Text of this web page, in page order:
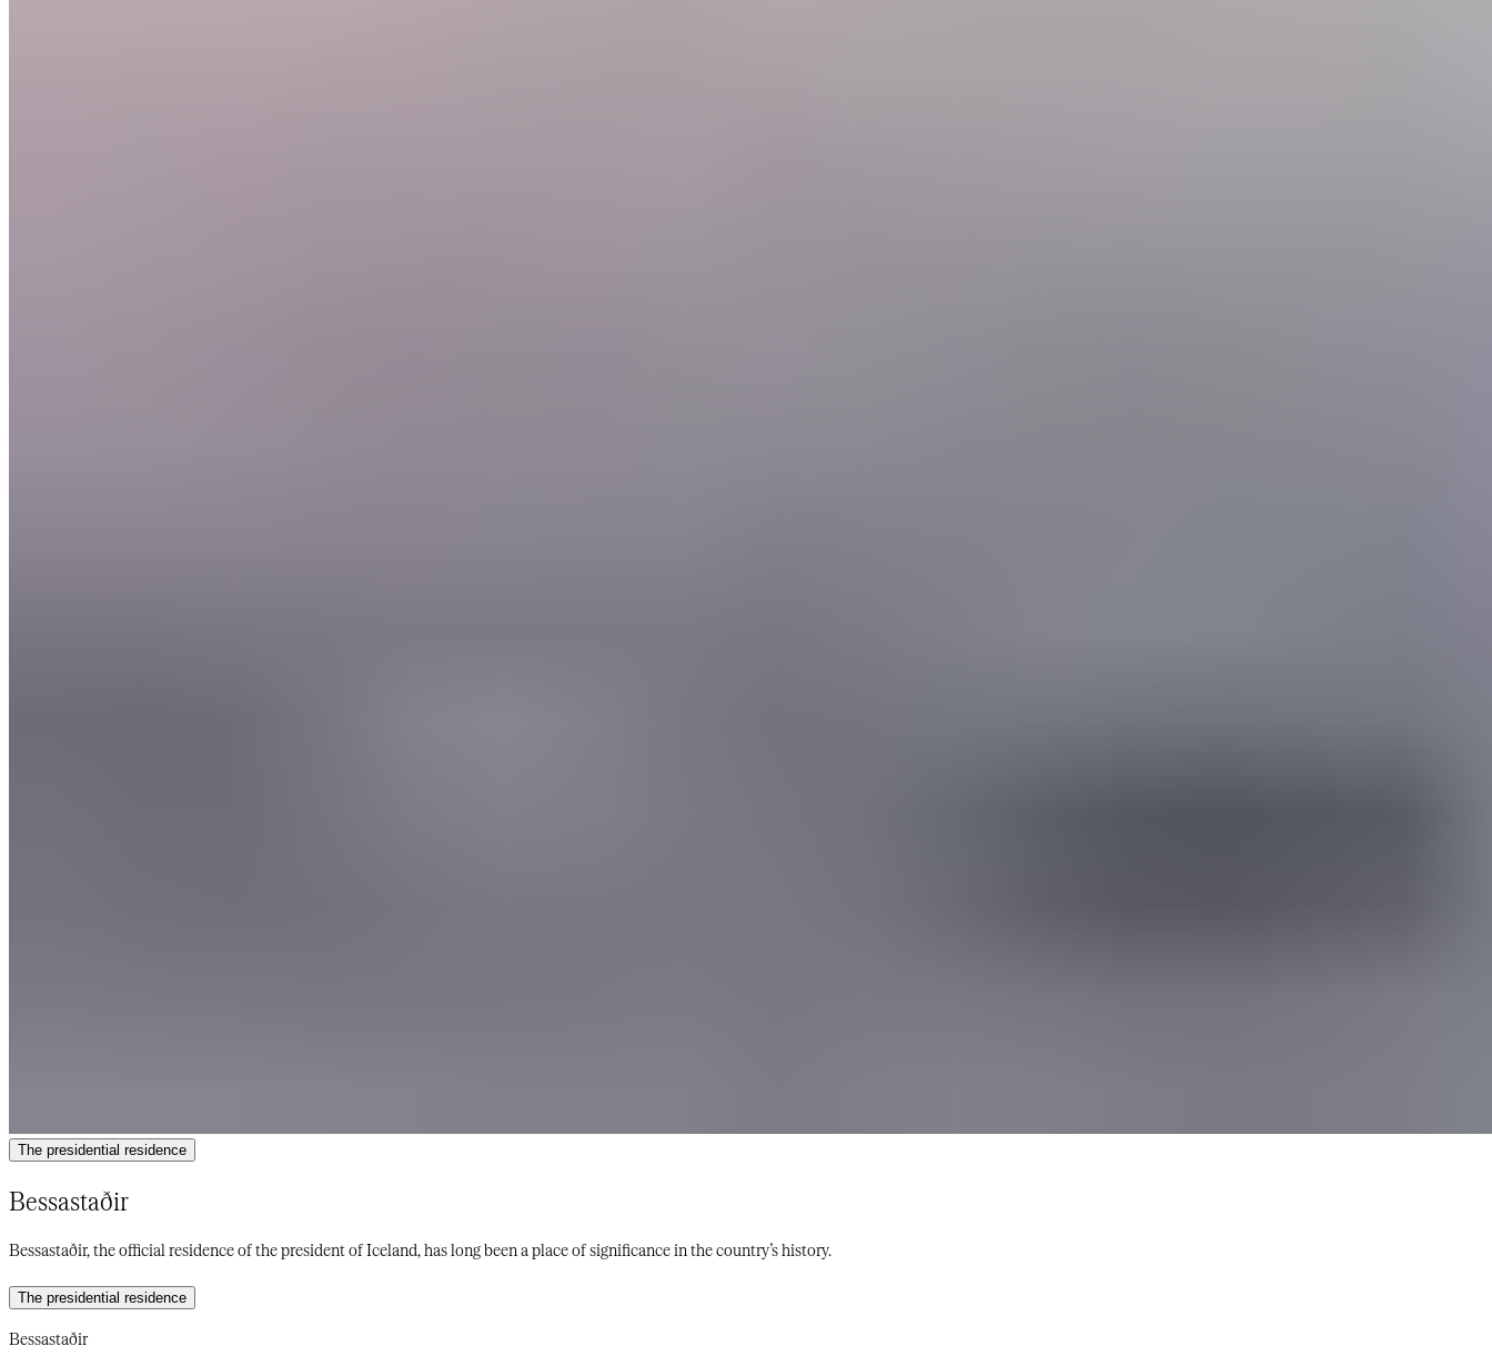
The presidential residence​​​​‌ ‍ ​‍​‍‌‍ ‌ ​‍‌‍‍‌‌‍‌ ‌‍‍‌‌‍ ‍​‍​‍​ ‍‍​‍​‍‌ ​ ‌‍​‌‌‍ ‍‌‍‍‌‌ ‌​‌ ‍‌​‍ ‍‌‍‍‌‌‍ ​‍​‍​‍ ​​‍​‍‌‍‍​‌ ​‍‌‍‌‌‌‍‌‍​‍​‍​ ‍‍​‍​‍‌‍‍​‌ ‌​‌ ‌​‌ ​​‌ ​ ​‍ ​‍ ‌‍‌‍‌‍ ‌ ​‍‌ ​ ‌‍‌‌‌ ‌​‌‍‍‌​‍ ‌‌‍‍‌‌ ​ ‌‍ ​‌‍​‌‌‍ ‍‌‍‌​‌ ​ ​‍ ‍‌ ‌‍‌‍‌‌‌ ​‍‌‍​ ‌‍‌‌‌‍ ​​‍ ‍‌‍​‌‌ ​​‌ ​​​‍ ‌ ​ ‌ ‌​‌ ‌‌‌‍‌​‌‍‍‌‌‍ ​‍ ‌‍‍‌‌‍ ‍‌ ‌​‌‍‌‌‌‍ ‍‌ ‌​​‍ ‌‍‌‌‌‍‌​‌‍‍‌‌ ‌​​‍ ‌‍ ‌‌‍ ‌‍‌​‌‍‌‌​ ‌‌ ​​‌ ​‍‌‍‌‌‌ ​ ‌‍‌‌‌‍ ‍‌ ‌​‌‍​‌‌ ‌​‌‍‍‌‌‍ ‌‍ ‍​ ‍ ‌‍‍‌‌‍‌​​ ‌​ ‍​‌‍‌​‌‍​‌​ ​​​ ​‌​ ‌​‌‍‌‌‌‍‌‌​‍ ‌​ ‌‍​ ‌ ‌‍‌‌​ ‍‌​‍ ‌​ ‌​​ ​‍​ ‌‌​ ‌‌​‍ ‌‌‍​‍​ ‌‌‌‍​ ‌‍‌​​‍ ‌​ ​‌​ ​​‌‍​ ​ ‍‌‌‍​‍‌‍‌‍​ ​‌​ ​‍​ ‌‌‌‍​‌‌‍​‍‌‍‌​​ ‍ ‌ ‌​‌ ‍‌‌ ​​‌‍‌‌​ ‌‌ ‌​‌‍​‌‌‍‌ ​ ‍ ‌ ​​‌‍​‌‌ ‌​‌‍‍​​ ‌‌ ‌​‌‍‍‌‌ ‌​‌‍ ​‌‍‌‌‌​‌‌‌‍ ‍​ ‌‍​‍‌‍​‌‌ ​ ‌‍‌‌‌‌‌‌‌ ​‍‌‍ ​​ ‌‌‍‍​‌ ‌​‌ ‌​‌ ​​‌ ​ ​‍‌‌​ ​‍‌​‌‍​‍‌‌​ ​‍‌​‌‍‌‍‌‍‌‍ ‌ ​‍‌ ​ ‌‍‌‌‌ ‌​‌‍‍‌​‍ ‌‌‍‍‌‌ ​ ‌‍ ​‌‍​‌‌‍ ‍‌‍‌​‌ ​ ​‍ ‍‌ ‌‍‌‍‌‌‌ ​‍‌‍​ ‌‍‌‌‌‍ ​​‍ ‍‌‍​‌‌ ​​‌ ​​​‍‌‌​ ​‍‌​‌‍‌ ​ ‌ ‌​‌ ‌‌‌‍‌​‌‍‍‌‌‍ ​‍‌‍‌‍‍‌‌‍‌​​ ‌​ ‍​‌‍‌​‌‍​‌​ ​​​ ​‌​ ‌​‌‍‌‌‌‍‌‌​‍ ‌​ ‌‍​ ‌ ‌‍‌‌​ ‍‌​‍ ‌​ ‌​​ ​‍​ ‌‌​ ‌‌​‍ ‌‌‍​‍​ ‌‌‌‍​ ‌‍‌​​‍ ‌​ ​‌​ ​​‌‍​ ​ ‍‌‌‍​‍‌‍‌‍​ ​‌​ ​‍​ ‌‌‌‍​‌‌‍​‍‌‍‌​​‍‌‍‌ ‌​‌ ‍‌‌ ​​‌‍‌‌​ ‌‌ ‌​‌‍​‌‌‍‌ ​‍‌‍‌ ​​‌‍​‌‌ ‌​‌‍‍​​ ‌‌ ‌​‌‍‍‌‌ ‌​‌‍ ​‌‍‌‌‌​‌‌‌‍ ‍​‍‌‍‌ ​​‌‍‌‌‌ ​‍‌ ​ ‌ ​​‌‍‌‌‌‍​ ‌ ‌​‌‍‍‌‌ ‌‍‌‍‌‌​ ‌‌ ​​‌ ‌‌‌‍​‍‌‍ ​‌‍‍‌‌ ​ ‌‍‍​‌‍‌‌‌‍‌​​‍​‍‌ ‌
Bessastaðir​​​​‌ ‍ ​‍​‍‌‍ ‌ ​‍‌‍‍‌‌‍‌ ‌‍‍‌‌‍ ‍​‍​‍​ ‍‍​‍​‍‌ ​ ‌‍​‌‌‍ ‍‌‍‍‌‌ ‌​‌ ‍‌​‍ ‍‌‍‍‌‌‍ ​‍​‍​‍ ​​‍​‍‌‍‍​‌ ​‍‌‍‌‌‌‍‌‍​‍​‍​ ‍‍​‍​‍‌‍‍​‌ ‌​‌ ‌​‌ ​​‌ ​ ​‍ ​‍ ‌‍‌‍‌‍ ‌ ​‍‌ ​ ‌‍‌‌‌ ‌​‌‍‍‌​‍ ‌‌‍‍‌‌ ​ ‌‍ ​‌‍​‌‌‍ ‍‌‍‌​‌ ​ ​‍ ‍‌ ‌‍‌‍‌‌‌ ​‍‌‍​ ‌‍‌‌‌‍ ​​‍ ‍‌‍​‌‌ ​​‌ ​​​‍ ‌ ​ ‌ ‌​‌ ‌‌‌‍‌​‌‍‍‌‌‍ ​‍ ‌‍‍‌‌‍ ‍‌ ‌​‌‍‌‌‌‍ ‍‌ ‌​​‍ ‌‍‌‌‌‍‌​‌‍‍‌‌ ‌​​‍ ‌‍ ‌‌‍ ‌‍‌​‌‍‌‌​ ‌‌ ​​‌ ​‍‌‍‌‌‌ ​ ‌‍‌‌‌‍ ‍‌ ‌​‌‍​‌‌ ‌​‌‍‍‌‌‍ ‌‍ ‍​ ‍ ‌‍‍‌‌‍‌​​ ‌‌‍​ ‌‍​‍​ ‌​‌‍‌‌​ ​ ‌‍​‌‌‍​ ‌‍​‍​‍ ‌​ ‌‍​ ‍​​ ​‍​ ​ ​‍ ‌​ ‌​‌‍​ ​ ‌​​ ‌​​‍ ‌​ ‍​‌‍​‍‌‍‌​‌‍‌‌​‍ ‌​ ​‌‌‍​‌‌‍​‌‌‍​‍‌‍‌‌​ ‍‌​ ​‌‌‍​‌​ ‍‌‌‍‌‍‌‍​‌​ ​ ​ ‍ ‌ ‌​‌ ‍‌‌ ​​‌‍‌‌​ ‌‌ ​​‌‍​‌‌‍‌ ‌‍‌‌​ ‍ ‌ ​​‌‍​‌‌ ‌​‌‍‍​​ ‌‌ ​​‌‍​‌‌‍‌ ‌‍‌‌‌​​‍‌ ‌‌‌‍‍‌‌‍ ​‌‍‌​‌‍‌‌‌ ​‍​‍‌‌​ ‌‌‌​​‍‌‌ ‌‍‍ ‌‍‌‌‌ ‍‌​‍‌‌​ ​ ‌​‌​​‍‌‌​ ​ ‌​‌​​‍‌‌​ ​‍​ ​‍‌‍​ ‌‍‌​‌‍‌‍‌‍​‌​ ‍​​ ​ ‌‍​‌​ ‍​​ ​‌​ ‍‌​ ​​​ ​‌​‍‌‌​ ​‍​ ​‍​‍‌‌​ ‌‌‌​‌​​‍ ‍‌ ‌​‌‍‍‌‌ ‌​‌‍ ​‌‍‌‌​ ‌‍​‍‌‍​‌‌ ​ ‌‍‌‌‌‌‌‌‌ ​‍‌‍ ​​ ‌‌‍‍​‌ ‌​‌ ‌​‌ ​​‌ ​ ​‍‌‌​ ​‍‌​‌‍​‍‌‌​ ​‍‌​‌‍‌‍‌‍‌‍ ‌ ​‍‌ ​ ‌‍‌‌‌ ‌​‌‍‍‌​‍ ‌‌‍‍‌‌ ​ ‌‍ ​‌‍​‌‌‍ ‍‌‍‌​‌ ​ ​‍ ‍‌ ‌‍‌‍‌‌‌ ​‍‌‍​ ‌‍‌‌‌‍ ​​‍ ‍‌‍​‌‌ ​​‌ ​​​‍‌‌​ ​‍‌​‌‍‌ ​ ‌ ‌​‌ ‌‌‌‍‌​‌‍‍‌‌‍ ​‍‌‍‌‍‍‌‌‍‌​​ ‌‌‍​ ‌‍​‍​ ‌​‌‍‌‌​ ​ ‌‍​‌‌‍​ ‌‍​‍​‍ ‌​ ‌‍​ ‍​​ ​‍​ ​ ​‍ ‌​ ‌​‌‍​ ​ ‌​​ ‌​​‍ ‌​ ‍​‌‍​‍‌‍‌​‌‍‌‌​‍ ‌​ ​‌‌‍​‌‌‍​‌‌‍​‍‌‍‌‌​ ‍‌​ ​‌‌‍​‌​ ‍‌‌‍‌‍‌‍​‌​ ​ ​‍‌‍‌ ‌​‌ ‍‌‌ ​​‌‍‌‌​ ‌‌ ​​‌‍​‌‌‍‌ ‌‍‌‌​‍‌‍‌ ​​‌‍​‌‌ ‌​‌‍‍​​ ‌‌ ​​‌‍​‌‌‍‌ ‌‍‌‌‌​​‍‌ ‌‌‌‍‍‌‌‍ ​‌‍‌​‌‍‌‌‌ ​‍​‍‌‌​ ‌‌‌​​‍‌‌ ‌‍‍ ‌‍‌‌‌ ‍‌​‍‌‌​ ​ ‌​‌​​‍‌‌​ ​ ‌​‌​​‍‌‌​ ​‍​ ​‍‌‍​ ‌‍‌​‌‍‌‍‌‍​‌​ ‍​​ ​ ‌‍​‌​ ‍​​ ​‌​ ‍‌​ ​​​ ​‌​‍‌‌​ ​‍​ ​‍​‍‌‌​ ‌‌‌​‌​​‍ ‍‌ ‌​‌‍‍‌‌ ‌​‌‍ ​‌‍‌‌​‍‌‍‌ ​​‌‍‌‌‌ ​‍‌ ​ ‌ ​​‌‍‌‌‌‍​ ‌ ‌​‌‍‍‌‌ ‌‍‌‍‌‌​ ‌‌ ​​‌ ‌‌‌‍​‍‌‍ ​‌‍‍‌‌ ​ ‌‍‍​‌‍‌‌‌‍‌​​‍​‍‌ ‌
Bessastaðir, the official residence of the president of Iceland, has long been a place of significance in the country’s history.​​​​‌ ‍ ​‍​‍‌‍ ‌ ​‍‌‍‍‌‌‍‌ ‌‍‍‌‌‍ ‍​‍​‍​ ‍‍​‍​‍‌ ​ ‌‍​‌‌‍ ‍‌‍‍‌‌ ‌​‌ ‍‌​‍ ‍‌‍‍‌‌‍ ​‍​‍​‍ ​​‍​‍‌‍‍​‌ ​‍‌‍‌‌‌‍‌‍​‍​‍​ ‍‍​‍​‍‌‍‍​‌ ‌​‌ ‌​‌ ​​‌ ​ ​‍ ​‍ ‌‍‌‍‌‍ ‌ ​‍‌ ​ ‌‍‌‌‌ ‌​‌‍‍‌​‍ ‌‌‍‍‌‌ ​ ‌‍ ​‌‍​‌‌‍ ‍‌‍‌​‌ ​ ​‍ ‍‌ ‌‍‌‍‌‌‌ ​‍‌‍​ ‌‍‌‌‌‍ ​​‍ ‍‌‍​‌‌ ​​‌ ​​​‍ ‌ ​ ‌ ‌​‌ ‌‌‌‍‌​‌‍‍‌‌‍ ​‍ ‌‍‍‌‌‍ ‍‌ ‌​‌‍‌‌‌‍ ‍‌ ‌​​‍ ‌‍‌‌‌‍‌​‌‍‍‌‌ ‌​​‍ ‌‍ ‌‌‍ ‌‍‌​‌‍‌‌​ ‌‌ ​​‌ ​‍‌‍‌‌‌ ​ ‌‍‌‌‌‍ ‍‌ ‌​‌‍​‌‌ ‌​‌‍‍‌‌‍ ‌‍ ‍​ ‍ ‌‍‍‌‌‍‌​​ ‌‌‍​ ‌‍​‍​ ‌​‌‍‌‌​ ​ ‌‍​‌‌‍​ ‌‍​‍​‍ ‌​ ‌‍​ ‍​​ ​‍​ ​ ​‍ ‌​ ‌​‌‍​ ​ ‌​​ ‌​​‍ ‌​ ‍​‌‍​‍‌‍‌​‌‍‌‌​‍ ‌​ ​‌‌‍​‌‌‍​‌‌‍​‍‌‍‌‌​ ‍‌​ ​‌‌‍​‌​ ‍‌‌‍‌‍‌‍​‌​ ​ ​ ‍ ‌ ‌​‌ ‍‌‌ ​​‌‍‌‌​ ‌‌ ​​‌‍​‌‌‍‌ ‌‍‌‌​ ‍ ‌ ​​‌‍​‌‌ ‌​‌‍‍​​ ‌‌ ​​‌‍​‌‌‍‌ ‌‍‌‌‌​​‍‌ ‌‌‌‍‍‌‌‍ ​‌‍‌​‌‍‌‌‌ ​‍​‍‌‌​ ‌‌‌​​‍‌‌ ‌‍‍ ‌‍‌‌‌ ‍‌​‍‌‌​ ​ ‌​‌​​‍‌‌​ ​ ‌​‌​​‍‌‌​ ​‍​ ​‍‌‍​ ‌‍‌​‌‍‌‍‌‍​‌​ ‍​​ ​ ‌‍​‌​ ‍​​ ​‌​ ‍‌​ ​​​ ​‌​‍‌‌​ ​‍​ ​‍​‍‌‌​ ‌‌‌​‌​​‍ ‍‌ ‌​‌‍‌‌‌ ‍​‌ ‌​​ ‌‍​‍‌‍​‌‌ ​ ‌‍‌‌‌‌‌‌‌ ​‍‌‍ ​​ ‌‌‍‍​‌ ‌​‌ ‌​‌ ​​‌ ​ ​‍‌‌​ ​‍‌​‌‍​‍‌‌​ ​‍‌​‌‍‌‍‌‍‌‍ ‌ ​‍‌ ​ ‌‍‌‌‌ ‌​‌‍‍‌​‍ ‌‌‍‍‌‌ ​ ‌‍ ​‌‍​‌‌‍ ‍‌‍‌​‌ ​ ​‍ ‍‌ ‌‍‌‍‌‌‌ ​‍‌‍​ ‌‍‌‌‌‍ ​​‍ ‍‌‍​‌‌ ​​‌ ​​​‍‌‌​ ​‍‌​‌‍‌ ​ ‌ ‌​‌ ‌‌‌‍‌​‌‍‍‌‌‍ ​‍‌‍‌‍‍‌‌‍‌​​ ‌‌‍​ ‌‍​‍​ ‌​‌‍‌‌​ ​ ‌‍​‌‌‍​ ‌‍​‍​‍ ‌​ ‌‍​ ‍​​ ​‍​ ​ ​‍ ‌​ ‌​‌‍​ ​ ‌​​ ‌​​‍ ‌​ ‍​‌‍​‍‌‍‌​‌‍‌‌​‍ ‌​ ​‌‌‍​‌‌‍​‌‌‍​‍‌‍‌‌​ ‍‌​ ​‌‌‍​‌​ ‍‌‌‍‌‍‌‍​‌​ ​ ​‍‌‍‌ ‌​‌ ‍‌‌ ​​‌‍‌‌​ ‌‌ ​​‌‍​‌‌‍‌ ‌‍‌‌​‍‌‍‌ ​​‌‍​‌‌ ‌​‌‍‍​​ ‌‌ ​​‌‍​‌‌‍‌ ‌‍‌‌‌​​‍‌ ‌‌‌‍‍‌‌‍ ​‌‍‌​‌‍‌‌‌ ​‍​‍‌‌​ ‌‌‌​​‍‌‌ ‌‍‍ ‌‍‌‌‌ ‍‌​‍‌‌​ ​ ‌​‌​​‍‌‌​ ​ ‌​‌​​‍‌‌​ ​‍​ ​‍‌‍​ ‌‍‌​‌‍‌‍‌‍​‌​ ‍​​ ​ ‌‍​‌​ ‍​​ ​‌​ ‍‌​ ​​​ ​‌​‍‌‌​ ​‍​ ​‍​‍‌‌​ ‌‌‌​‌​​‍ ‍‌ ‌​‌‍‌‌‌ ‍​‌ ‌​​‍‌‍‌ ​​‌‍‌‌‌ ​‍‌ ​ ‌ ​​‌‍‌‌‌‍​ ‌ ‌​‌‍‍‌‌ ‌‍‌‍‌‌​ ‌‌ ​​‌ ‌‌‌‍​‍‌‍ ​‌‍‍‌‌ ​ ‌‍‍​‌‍‌‌‌‍‌​​‍​‍‌ ‌
The presidential residence​​​​‌ ‍ ​‍​‍‌‍ ‌ ​‍‌‍‍‌‌‍‌ ‌‍‍‌‌‍ ‍​‍​‍​ ‍‍​‍​‍‌ ​ ‌‍​‌‌‍ ‍‌‍‍‌‌ ‌​‌ ‍‌​‍ ‍‌‍‍‌‌‍ ​‍​‍​‍ ​​‍​‍‌‍‍​‌ ​‍‌‍‌‌‌‍‌‍​‍​‍​ ‍‍​‍​‍‌‍‍​‌ ‌​‌ ‌​‌ ​​‌ ​ ​‍ ​‍ ‌‍‌‍‌‍ ‌ ​‍‌ ​ ‌‍‌‌‌ ‌​‌‍‍‌​‍ ‌‌‍‍‌‌ ​ ‌‍ ​‌‍​‌‌‍ ‍‌‍‌​‌ ​ ​‍ ‍‌ ‌‍‌‍‌‌‌ ​‍‌‍​ ‌‍‌‌‌‍ ​​‍ ‍‌‍​‌‌ ​​‌ ​​​‍ ‌ ​ ‌ ‌​‌ ‌‌‌‍‌​‌‍‍‌‌‍ ​‍ ‌‍‍‌‌‍ ‍‌ ‌​‌‍‌‌‌‍ ‍‌ ‌​​‍ ‌‍‌‌‌‍‌​‌‍‍‌‌ ‌​​‍ ‌‍ ‌‌‍ ‌‍‌​‌‍‌‌​ ‌‌ ​​‌ ​‍‌‍‌‌‌ ​ ‌‍‌‌‌‍ ‍‌ ‌​‌‍​‌‌ ‌​‌‍‍‌‌‍ ‌‍ ‍​ ‍ ‌‍‍‌‌‍‌​​ ‌​ ‍​‌‍‌​‌‍​‌​ ​​​ ​‌​ ‌​‌‍‌‌‌‍‌‌​‍ ‌​ ‌‍​ ‌ ‌‍‌‌​ ‍‌​‍ ‌​ ‌​​ ​‍​ ‌‌​ ‌‌​‍ ‌‌‍​‍​ ‌‌‌‍​ ‌‍‌​​‍ ‌​ ​‌​ ​​‌‍​ ​ ‍‌‌‍​‍‌‍‌‍​ ​‌​ ​‍​ ‌‌‌‍​‌‌‍​‍‌‍‌​​ ‍ ‌ ‌​‌ ‍‌‌ ​​‌‍‌‌​ ‌‌ ‌​‌‍​‌‌‍‌ ​ ‍ ‌ ​​‌‍​‌‌ ‌​‌‍‍​​ ‌‌ ‌​‌‍‍‌‌ ‌​‌‍ ​‌‍‌‌‌​‌‌‌‍ ‍​ ‌‍​‍‌‍​‌‌ ​ ‌‍‌‌‌‌‌‌‌ ​‍‌‍ ​​ ‌‌‍‍​‌ ‌​‌ ‌​‌ ​​‌ ​ ​‍‌‌​ ​‍‌​‌‍​‍‌‌​ ​‍‌​‌‍‌‍‌‍‌‍ ‌ ​‍‌ ​ ‌‍‌‌‌ ‌​‌‍‍‌​‍ ‌‌‍‍‌‌ ​ ‌‍ ​‌‍​‌‌‍ ‍‌‍‌​‌ ​ ​‍ ‍‌ ‌‍‌‍‌‌‌ ​‍‌‍​ ‌‍‌‌‌‍ ​​‍ ‍‌‍​‌‌ ​​‌ ​​​‍‌‌​ ​‍‌​‌‍‌ ​ ‌ ‌​‌ ‌‌‌‍‌​‌‍‍‌‌‍ ​‍‌‍‌‍‍‌‌‍‌​​ ‌​ ‍​‌‍‌​‌‍​‌​ ​​​ ​‌​ ‌​‌‍‌‌‌‍‌‌​‍ ‌​ ‌‍​ ‌ ‌‍‌‌​ ‍‌​‍ ‌​ ‌​​ ​‍​ ‌‌​ ‌‌​‍ ‌‌‍​‍​ ‌‌‌‍​ ‌‍‌​​‍ ‌​ ​‌​ ​​‌‍​ ​ ‍‌‌‍​‍‌‍‌‍​ ​‌​ ​‍​ ‌‌‌‍​‌‌‍​‍‌‍‌​​‍‌‍‌ ‌​‌ ‍‌‌ ​​‌‍‌‌​ ‌‌ ‌​‌‍​‌‌‍‌ ​‍‌‍‌ ​​‌‍​‌‌ ‌​‌‍‍​​ ‌‌ ‌​‌‍‍‌‌ ‌​‌‍ ​‌‍‌‌‌​‌‌‌‍ ‍​‍‌‍‌ ​​‌‍‌‌‌ ​‍‌ ​ ‌ ​​‌‍‌‌‌‍​ ‌ ‌​‌‍‍‌‌ ‌‍‌‍‌‌​ ‌‌ ​​‌ ‌‌‌‍​‍‌‍ ​‌‍‍‌‌ ​ ‌‍‍​‌‍‌‌‌‍‌​​‍​‍‌ ‌
Bessastaðir​​​​‌ ‍ ​‍​‍‌‍ ‌ ​‍‌‍‍‌‌‍‌ ‌‍‍‌‌‍ ‍​‍​‍​ ‍‍​‍​‍‌ ​ ‌‍​‌‌‍ ‍‌‍‍‌‌ ‌​‌ ‍‌​‍ ‍‌‍‍‌‌‍ ​‍​‍​‍ ​​‍​‍‌‍‍​‌ ​‍‌‍‌‌‌‍‌‍​‍​‍​ ‍‍​‍​‍‌‍‍​‌ ‌​‌ ‌​‌ ​​‌ ​ ​‍ ​‍ ‌‍‌‍‌‍ ‌ ​‍‌ ​ ‌‍‌‌‌ ‌​‌‍‍‌​‍ ‌‌‍‍‌‌ ​ ‌‍ ​‌‍​‌‌‍ ‍‌‍‌​‌ ​ ​‍ ‍‌ ‌‍‌‍‌‌‌ ​‍‌‍​ ‌‍‌‌‌‍ ​​‍ ‍‌‍​‌‌ ​​‌ ​​​‍ ‌ ​ ‌ ‌​‌ ‌‌‌‍‌​‌‍‍‌‌‍ ​‍ ‌‍‍‌‌‍ ‍‌ ‌​‌‍‌‌‌‍ ‍‌ ‌​​‍ ‌‍‌‌‌‍‌​‌‍‍‌‌ ‌​​‍ ‌‍ ‌‌‍ ‌‍‌​‌‍‌‌​ ‌‌ ​​‌ ​‍‌‍‌‌‌ ​ ‌‍‌‌‌‍ ‍‌ ‌​‌‍​‌‌ ‌​‌‍‍‌‌‍ ‌‍ ‍​ ‍ ‌‍‍‌‌‍‌​​ ‌‌‍​ ‌‍​‍​ ‌​‌‍‌‌​ ​ ‌‍​‌‌‍​ ‌‍​‍​‍ ‌​ ‌‍​ ‍​​ ​‍​ ​ ​‍ ‌​ ‌​‌‍​ ​ ‌​​ ‌​​‍ ‌​ ‍​‌‍​‍‌‍‌​‌‍‌‌​‍ ‌​ ​‌‌‍​‌‌‍​‌‌‍​‍‌‍‌‌​ ‍‌​ ​‌‌‍​‌​ ‍‌‌‍‌‍‌‍​‌​ ​ ​ ‍ ‌ ‌​‌ ‍‌‌ ​​‌‍‌‌​ ‌‌ ​​‌‍​‌‌‍‌ ‌‍‌‌​ ‍ ‌ ​​‌‍​‌‌ ‌​‌‍‍​​ ‌‌ ​​‌‍​‌‌‍‌ ‌‍‌‌‌​​‍‌ ‌‌‌‍‍‌‌‍ ​‌‍‌​‌‍‌‌‌ ​‍​‍‌‌​ ‌‌‌​​‍‌‌ ‌‍‍ ‌‍‌‌‌ ‍‌​‍‌‌​ ​ ‌​‌​​‍‌‌​ ​ ‌​‌​​‍‌‌​ ​‍​ ​‍‌‍​ ‌‍‌​‌‍‌‍‌‍​‌​ ‍​​ ​ ‌‍​‌​ ‍​​ ​‌​ ‍‌​ ​​​ ​‌​‍‌‌​ ​‍​ ​‍​‍‌‌​ ‌‌‌​‌​​‍ ‍‌ ‌​‌‍‍‌‌ ‌​‌‍ ​‌‍‌‌​ ‌‍​‍‌‍​‌‌ ​ ‌‍‌‌‌‌‌‌‌ ​‍‌‍ ​​ ‌‌‍‍​‌ ‌​‌ ‌​‌ ​​‌ ​ ​‍‌‌​ ​‍‌​‌‍​‍‌‌​ ​‍‌​‌‍‌‍‌‍‌‍ ‌ ​‍‌ ​ ‌‍‌‌‌ ‌​‌‍‍‌​‍ ‌‌‍‍‌‌ ​ ‌‍ ​‌‍​‌‌‍ ‍‌‍‌​‌ ​ ​‍ ‍‌ ‌‍‌‍‌‌‌ ​‍‌‍​ ‌‍‌‌‌‍ ​​‍ ‍‌‍​‌‌ ​​‌ ​​​‍‌‌​ ​‍‌​‌‍‌ ​ ‌ ‌​‌ ‌‌‌‍‌​‌‍‍‌‌‍ ​‍‌‍‌‍‍‌‌‍‌​​ ‌‌‍​ ‌‍​‍​ ‌​‌‍‌‌​ ​ ‌‍​‌‌‍​ ‌‍​‍​‍ ‌​ ‌‍​ ‍​​ ​‍​ ​ ​‍ ‌​ ‌​‌‍​ ​ ‌​​ ‌​​‍ ‌​ ‍​‌‍​‍‌‍‌​‌‍‌‌​‍ ‌​ ​‌‌‍​‌‌‍​‌‌‍​‍‌‍‌‌​ ‍‌​ ​‌‌‍​‌​ ‍‌‌‍‌‍‌‍​‌​ ​ ​‍‌‍‌ ‌​‌ ‍‌‌ ​​‌‍‌‌​ ‌‌ ​​‌‍​‌‌‍‌ ‌‍‌‌​‍‌‍‌ ​​‌‍​‌‌ ‌​‌‍‍​​ ‌‌ ​​‌‍​‌‌‍‌ ‌‍‌‌‌​​‍‌ ‌‌‌‍‍‌‌‍ ​‌‍‌​‌‍‌‌‌ ​‍​‍‌‌​ ‌‌‌​​‍‌‌ ‌‍‍ ‌‍‌‌‌ ‍‌​‍‌‌​ ​ ‌​‌​​‍‌‌​ ​ ‌​‌​​‍‌‌​ ​‍​ ​‍‌‍​ ‌‍‌​‌‍‌‍‌‍​‌​ ‍​​ ​ ‌‍​‌​ ‍​​ ​‌​ ‍‌​ ​​​ ​‌​‍‌‌​ ​‍​ ​‍​‍‌‌​ ‌‌‌​‌​​‍ ‍‌ ‌​‌‍‍‌‌ ‌​‌‍ ​‌‍‌‌​‍‌‍‌ ​​‌‍‌‌‌ ​‍‌ ​ ‌ ​​‌‍‌‌‌‍​ ‌ ‌​‌‍‍‌‌ ‌‍‌‍‌‌​ ‌‌ ​​‌ ‌‌‌‍​‍‌‍ ​‌‍‍‌‌ ​ ‌‍‍​‌‍‌‌‌‍‌​​‍​‍‌ ‌